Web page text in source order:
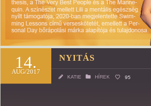
14.
AUG/2017
NYITÁS
KATIE HÍREK 95